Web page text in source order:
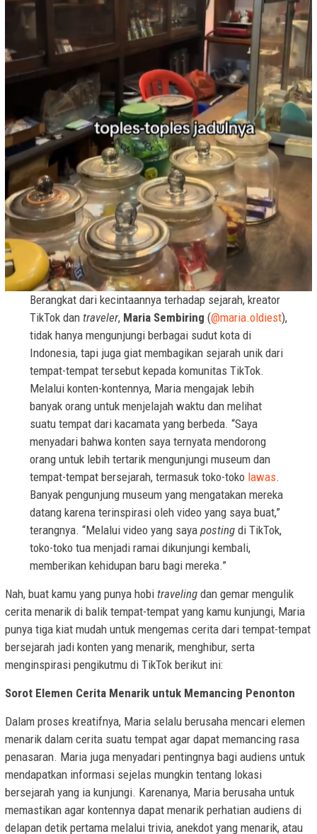
Berangkat dari kecintaannya terhadap sejarah, kreator
TikTok dan traveler, Maria Sembiring (@maria.oldiest),
tidak hanya mengunjungi berbagai sudut kota di
Indonesia, tapi juga giat membagikan sejarah unik dari
tempat-tempat tersebut kepada komunitas TikTok.
Melalui konten-kontennya, Maria mengajak lebih
banyak orang untuk menjelajah waktu dan melihat
suatu tempat dari kacamata yang berbeda. “Saya
menyadari bahwa konten saya ternyata mendorong
orang untuk lebih tertarik mengunjungi museum dan
tempat-tempat bersejarah, termasuk toko-toko lawas.
Banyak pengunjung museum yang mengatakan mereka
datang karena terinspirasi oleh video yang saya buat,”
terangnya. “Melalui video yang saya posting di TikTok,
toko-toko tua menjadi ramai dikunjungi kembali,
memberikan kehidupan baru bagi mereka.”
Nah, buat kamu yang punya hobi traveling dan gemar mengulik
cerita menarik di balik tempat-tempat yang kamu kunjungi, Maria
punya tiga kiat mudah untuk mengemas cerita dari tempat-tempat
bersejarah jadi konten yang menarik, menghibur, serta
menginspirasi pengikutmu di TikTok berikut ini:
Sorot Elemen Cerita Menarik untuk Memancing Penonton
Dalam proses kreatifnya, Maria selalu berusaha mencari elemen
menarik dalam cerita suatu tempat agar dapat memancing rasa
penasaran. Maria juga menyadari pentingnya bagi audiens untuk
mendapatkan informasi sejelas mungkin tentang lokasi
bersejarah yang ia kunjungi. Karenanya, Maria berusaha untuk
memastikan agar kontennya dapat menarik perhatian audiens di
delapan detik pertama melalui trivia, anekdot yang menarik, atau